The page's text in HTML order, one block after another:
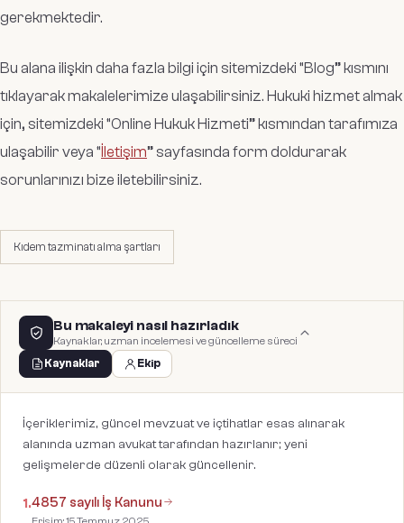
gerekmektedir.
Bu alana ilişkin daha fazla bilgi için sitemizdeki “Blog” kısmını
tıklayarak makalelerimize ulaşabilirsiniz. Hukuki hizmet almak
için, sitemizdeki “Online Hukuk Hizmeti” kısmından tarafımıza
ulaşabilir veya “ İletişim” sayfasında form doldurarak
sorunlarınızı bize iletebilirsiniz.
Kıdem tazminatı alma şartları
Bu makaleyi nasıl hazırladık
Kaynaklar, uzman incelemesi ve güncelleme süreci
Kaynaklar
Ekip
İçeriklerimiz, güncel mevzuat ve içtihatlar esas alınarak
alanında uzman avukat tarafından hazırlanır; yeni
gelişmelerde düzenli olarak güncellenir.
1.4857 sayılı İş Kanunu